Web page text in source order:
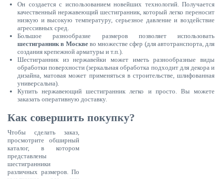
Он создается с использованием новейших технологий. Получается
качественный нержавеющий шестигранник, который легко переносит
низкую и высокую температуру, серьезное давление и воздействие
агрессивных сред.
Большое разнообразие размеров позволяет использовать
шестигранник в Москве во множестве сфер (для автотранспорта, для
создания крепежной арматуры и т.п.).
Шестигранник из нержавейки может иметь разнообразные виды
обработки поверхности (зеркальная обработка подходит для декора и
дизайна, матовая может применяться в строительстве, шлифованная
универсальна).
Купить нержавеющий шестигранник легко и просто. Вы можете
заказать оперативную доставку.
Как совершить покупку?
Чтобы сделать заказ,
просмотрите обширный
каталог, в котором
представлены
шестигранники
различных размеров. По